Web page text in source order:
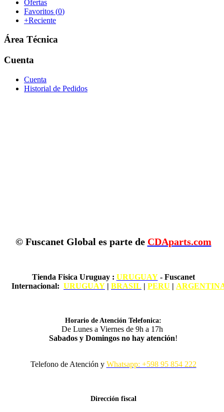
Ofertas
Favoritos (0)
+Reciente
Área Técnica
Cuenta
Cuenta
Historial de Pedidos
© Fuscanet Global es parte de CDAparts.com
Tienda Fisica Uruguay: URUGUAY- Fuscanet
Internacional: URUGUAY | BRASIL | PERU |
Horario de Atención Telefonica:
De Lunes a Viernes de 9h a 17h
Sabados y Domingos no hay atención!
Telefono de Atención y Whatsapp: +598 95 854 222
Dirección fiscal